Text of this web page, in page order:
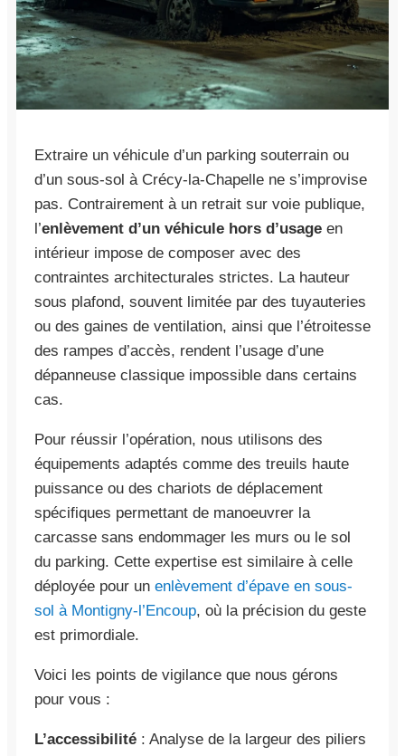
Extraire un véhicule d’un parking souterrain ou
d’un sous-sol à Crécy-la-Chapelle ne s’improvise
pas. Contrairement à un retrait sur voie publique,
l’enlèvement d’un véhicule hors d’usage en
intérieur impose de composer avec des
contraintes architecturales strictes. La hauteur
sous plafond, souvent limitée par des tuyauteries
ou des gaines de ventilation, ainsi que l’étroitesse
des rampes d’accès, rendent l’usage d’une
dépanneuse classique impossible dans certains
cas.
Pour réussir l’opération, nous utilisons des
équipements adaptés comme des treuils haute
puissance ou des chariots de déplacement
spécifiques permettant de manoeuvrer la
carcasse sans endommager les murs ou le sol
du parking. Cette expertise est similaire à celle
déployée pour un enlèvement d’épave en sous-
sol à Montigny-l’Encoup, où la précision du geste
est primordiale.
Voici les points de vigilance que nous gérons
pour vous :
L’accessibilité : Analyse de la largeur des piliers